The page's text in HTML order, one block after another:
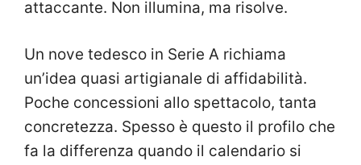
attaccante. Non illumina, ma risolve.
Un nove tedesco in Serie A richiama
un’idea quasi artigianale di affidabilità.
Poche concessioni allo spettacolo, tanta
concretezza. Spesso è questo il profilo che
fa la differenza quando il calendario si